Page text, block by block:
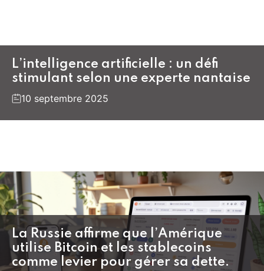
L’intelligence artificielle : un défi
stimulant selon une experte nantaise
10 septembre 2025
La Russie affirme que l’Amérique
utilise Bitcoin et les stablecoins
comme levier pour gérer sa dette.